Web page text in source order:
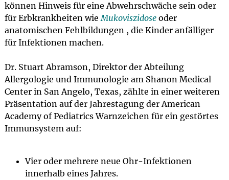
können Hinweis für eine Abwehrschwäche sein oder
für Erbkrankheiten wieMukoviszidoseoder
anatomischen Fehlbildungen , die Kinder anfälliger
für Infektionen machen.
Dr. Stuart Abramson, Direktor der Abteilung
Allergologie und Immunologie am Shanon Medical
Center in San Angelo, Texas, zählte in einer weiteren
Präsentation auf der Jahrestagung der American
Academy of Pediatrics Warnzeichen für ein gestörtes
Immunsystem auf:
Vier oder mehrere neue Ohr-Infektionen
innerhalb eines Jahres.